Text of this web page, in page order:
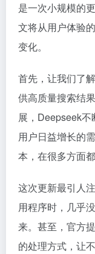
是一次小规模的
文将从用户体验
变化。
首先，让我们了
供高质量搜索结
展，Deepseek
用户日益增长的
本，在很多方面都
这次更新最引人
用程序时，几乎
来。甚至，官方
的处理方式，让